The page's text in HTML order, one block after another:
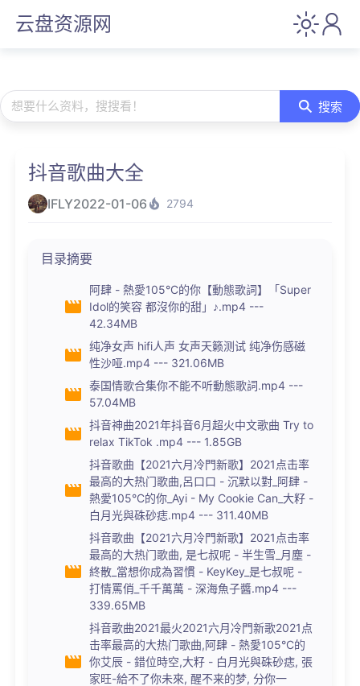
云盘资源网
想要什么资料，搜搜看！ 搜索
抖音歌曲大全
IFLY2022-01-06 2794
目录摘要
阿肆 - 熱愛105°C的你【動態歌詞】「Super
Idol的笑容 都沒你的甜」♪.mp4 ---
42.34MB
纯净女声 hifi人声 女声天籁测试 纯净伤感磁
性沙哑.mp4 --- 321.06MB
泰国情歌合集你不能不听動態歌詞.mp4 ---
57.04MB
抖音神曲2021年抖音6月超火中文歌曲 Try to
relax TikTok .mp4 --- 1.85GB
抖音歌曲【2021六月冷門新歌】2021点击率
最高的大热门歌曲,呂口口 - 沉默以對_阿肆 -
熱愛105°C的你_Ayi - My Cookie Can_大籽 -
白月光與硃砂痣.mp4 --- 311.40MB
抖音歌曲【2021六月冷門新歌】2021点击率
最高的大热门歌曲, 是七叔呢 - 半生雪_月塵 -
終散_當想你成為習慣 - KeyKey_是七叔呢 -
打情罵俏_千千萬萬 - 深海魚子醬.mp4 ---
339.65MB
抖音歌曲2021最火2021六月冷門新歌2021点
击率最高的大热门歌曲,阿肆 - 熱愛105°C的
你艾辰 - 錯位時空,大籽 - 白月光與硃砂痣, 張
家旺-給不了你未來, 醒不来的梦, 分你一